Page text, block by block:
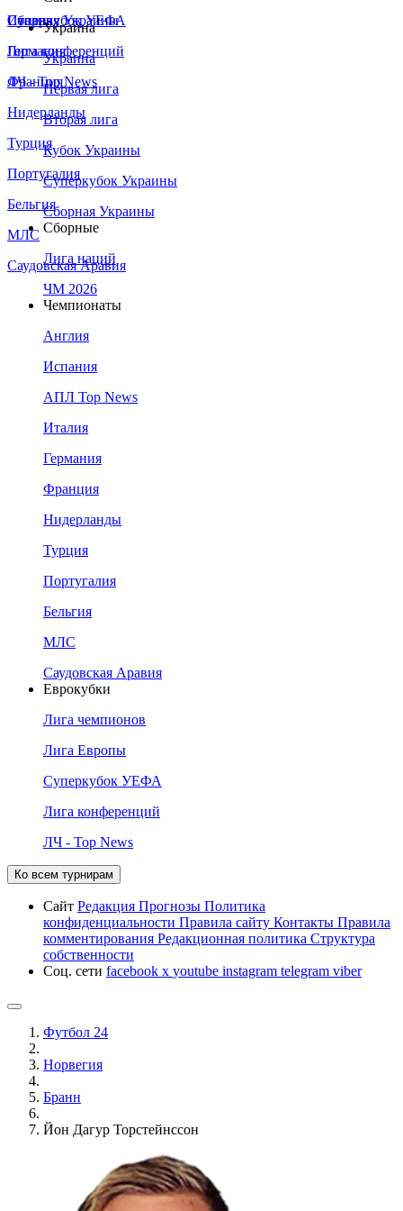
Сборная Украины
Италия
Германия
Франция
Нидерланды
Турция
Португалия
Бельгия
МЛС
Саудовская Аравия
Суперкубок УЕФА
Лига конференций
ЛЧ - Top News
Украина
Украина
Первая лига
Вторая лига
Кубок Украины
Суперкубок Украины
Сборная Украины
Сборные
Лига наций
ЧМ 2026
Чемпионаты
Англия
Испания
АПЛ Top News
Италия
Германия
Франция
Нидерланды
Турция
Португалия
Бельгия
МЛС
Саудовская Аравия
Еврокубки
Лига чемпионов
Лига Европы
Суперкубок УЕФА
Лига конференций
ЛЧ - Top News
Ко всем турнирам
Сайт Редакция Прогнозы Политика
конфиденциальности Правила сайту Контакты Правила
комментирования Редакционная политика Структура
собственности
Соц. сети facebook x youtube instagram telegram viber
Футбол 24
Норвегия
Бранн
Йон Дагур Торстейнссон